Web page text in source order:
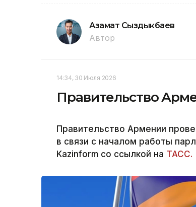
Азамат Сыздыкбаев
Автор
14:34, 30 Июля 2026
Правительство
Правительство Армении
в связи с началом работы
Kazinform со ссылкой на ТАСС.